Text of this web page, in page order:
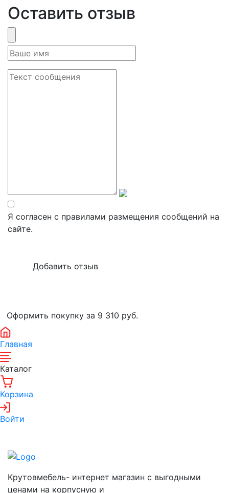
Оставить отзыв
Я согласен с правилами размещения сообщений на
сайте.
Оформить покупку за 9 310 руб.
Главная
Каталог
Корзина
Войти
Крутовмебель- интернет магазин с выгодными
ценами на корпусную и